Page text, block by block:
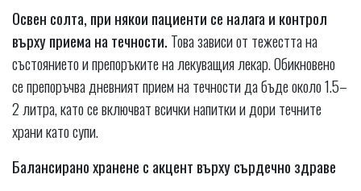
Освен солта, при някои пациенти се налага и контрол
върху приема на течности. Това зависи от тежестта на
състоянието и препоръките на лекуващия лекар. Обикновено
се препоръчва дневният прием на течности да бъде около 1.5–
2 литра, като се включват всички напитки и дори течните
храни като супи.
Балансирано хранене с акцент върху сърдечно здраве